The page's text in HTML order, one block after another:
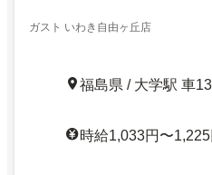
ガスト いわき自由ヶ丘店
福島県 / 大学駅 車
時給1,033円〜